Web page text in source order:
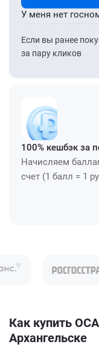
Если вы ранее
за пару кликов
У меня нет
100% кешбэк за
Начисляем
счет (1 балл = 1
Как купить
Архангельске